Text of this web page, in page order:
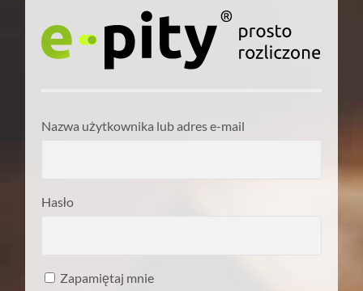
Nazwa użytkownika lub adres e-mail
Hasło
Zapamiętaj mnie